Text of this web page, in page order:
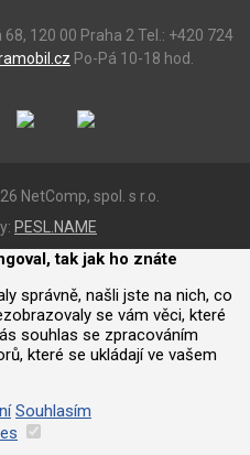
68, 120 00 Praha 2 Tel.: +420 724
Po-Pá 10-18 hod.
NetComp, spol. s r.o.
PESL.NAME
tak jak ho znáte
správně, našli jste na nich, co
se vám věci, které
souhlas se zpracováním
které se ukládají ve vašem
Souhlasím